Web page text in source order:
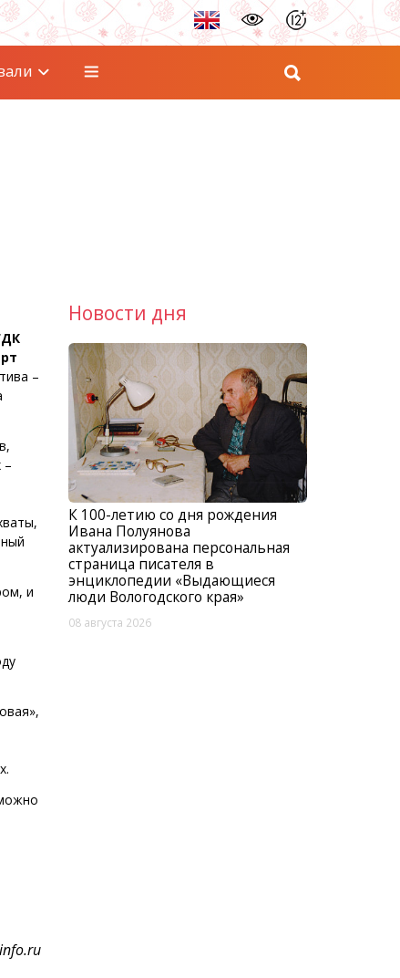
–
–
и
Новости дня
К 100-летию со дня рождения
Ивана Полуянова
актуализирована персональная
страница писателя в
энциклопедии «Выдающиеся
люди Вологодского края»
08 августа 2026